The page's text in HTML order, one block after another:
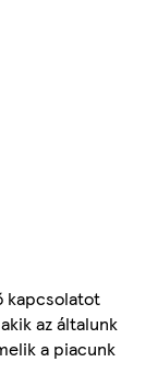
kapcsolatot
az általunk
a piacunk